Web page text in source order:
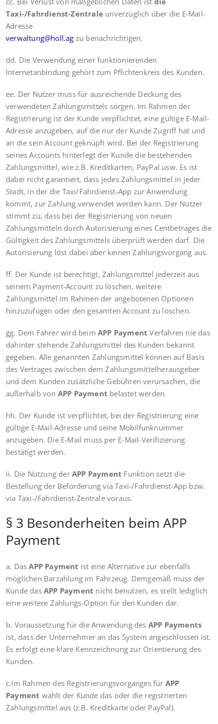
Taxi-/Fahrdienst-Zentrale unverzüglich über die E-Mail-
Adresse
verwaltung@holl.ag zu benachrichtigen.
dd. Die Verwendung einer funktionierenden
Internetanbindung gehört zum Pflichtenkreis des Kunden.
ee. Der Nutzer muss für ausreichende Deckung des
verwendeten Zahlungsmittels sorgen. Im Rahmen der
Registrierung ist der Kunde verpflichtet, eine gültige E-Mail-
Adresse anzugeben, auf die nur der Kunde Zugriff hat und
an die sein Account geknüpft wird. Bei der Registrierung
seines Accounts hinterlegt der Kunde die bestehenden
Zahlungsmittel, wie z.B. Kreditkarten, PayPal usw. Es ist
dabei nicht garantiert, dass jedes Zahlungsmittel in jeder
Stadt, in der die Taxi/Fahrdienst-App zur Anwendung
kommt, zur Zahlung verwendet werden kann. Der Nutzer
stimmt zu, dass bei der Registrierung von neuen
Zahlungsmitteln durch Autorisierung eines Centbetrages die
Gültigkeit des Zahlungsmittels überprüft werden darf. Die
Autorisierung löst dabei aber keinen Zahlungsvorgang aus.
ff. Der Kunde ist berechtigt, Zahlungsmittel jederzeit aus
seinem Payment-Account zu löschen, weitere
Zahlungsmittel im Rahmen der angebotenen Optionen
hinzuzufügen oder den gesamten Account zu löschen.
gg. Dem Fahrer wird beim APP Payment Verfahren nie das
dahinter stehende Zahlungsmittel des Kunden bekannt
gegeben. Alle genannten Zahlungsmittel können auf Basis
des Vertrages zwischen dem Zahlungsmittelherausgeber
und dem Kunden zusätzliche Gebühren verursachen, die
außerhalb von APP Payment belastet werden.
hh. Der Kunde ist verpflichtet, bei der Registrierung eine
gültige E-Mail-Adresse und seine Mobilfunknummer
anzugeben. Die E-Mail muss per E-Mail-Verifizierung
bestätigt werden.
ii. Die Nutzung der APP Payment Funktion setzt die
Bestellung der Beförderung via Taxi-/Fahrdienst-App bzw.
via Taxi-/Fahrdienst-Zentrale voraus.
§ 3 Besonderheiten beim APP
Payment
a. DasAPP Payment ist eine Alternative zur ebenfalls
möglichen Barzahlung im Fahrzeug. Demgemäß muss der
Kunde das APP Payment nicht benutzen, es stellt lediglich
eine weitere Zahlungs-Option für den Kunden dar.
b. Voraussetzung für die Anwendung des APP Payments
ist, dass der Unternehmer an das System angeschlossen ist.
Es erfolgt eine klare Kennzeichnung zur Orientierung des
Kunden.
c.Im Rahmen des Registrierungsvorganges für APP
Payment wählt der Kunde das oder die registrierten
Zahlungsmittel aus (z.B. Kreditkarte oder PayPal).